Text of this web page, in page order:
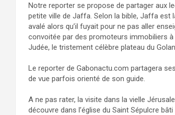
Notre reporter se propose de partager aux
petite ville de Jaffa. Selon la bible, Jaffa est
avalé alors qu’il fuyait pour ne pas aller
convoitée par des promoteurs immobiliers à
Judée, le tristement célèbre plateau du
Le reporter de Gabonactu.com partagera
de vue parfois orienté de son guide.
A ne pas rater, la visite dans la vielle
découvre dans l’église du Saint Sépulcre